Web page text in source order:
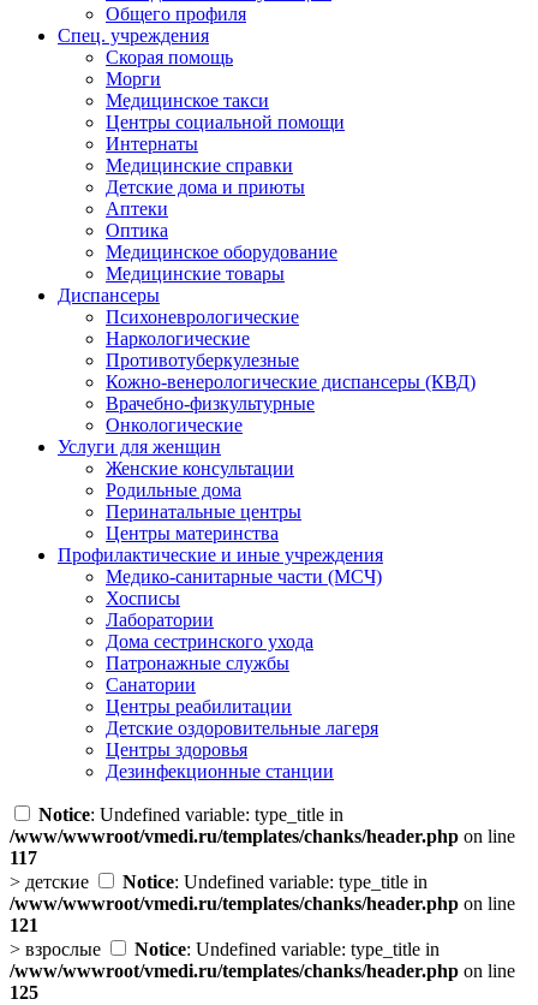
Общего профиля
Спец. учреждения
Скорая помощь
Морги
Медицинское такси
Центры социальной помощи
Интернаты
Медицинские справки
Детские дома и приюты
Аптеки
Оптика
Медицинское оборудование
Медицинские товары
Диспансеры
Психоневрологические
Наркологические
Противотуберкулезные
Кожно-венерологические диспансеры (КВД)
Врачебно-физкультурные
Онкологические
Услуги для женщин
Женские консультации
Родильные дома
Перинатальные центры
Центры материнства
Профилактические и иные учреждения
Медико-санитарные части (МСЧ)
Хосписы
Лаборатории
Дома сестринского ухода
Патронажные службы
Санатории
Центры реабилитации
Детские оздоровительные лагеря
Центры здоровья
Дезинфекционные станции
Notice: Undefined variable: type_title in
/www/wwwroot/vmedi.ru/templates/chanks/header.php on line
117
> детские Notice: Undefined variable: type_title in
/www/wwwroot/vmedi.ru/templates/chanks/header.php on line
121
> взрослые Notice: Undefined variable: type_title in
/www/wwwroot/vmedi.ru/templates/chanks/header.php on line
125